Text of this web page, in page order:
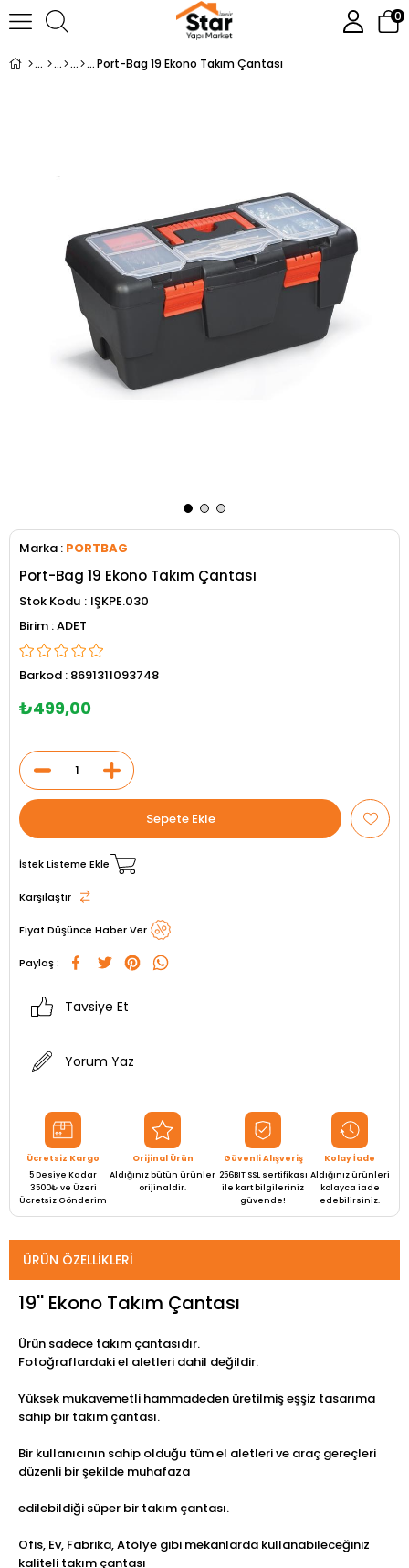
0
Port-Bag 19 Ekono Takım Çantası
Marka : PORTBAG
Port-Bag 19 Ekono Takım Çantası
Stok Kodu
IŞKPE.030
ADET
Barkod : 8691311093748
₺499,00
İstek Listeme Ekle
Karşılaştır
Fiyat Düşünce Haber Ver
Paylaş :
Tavsiye Et
Yorum Yaz
Ücretsiz Kargo
5 Desiye Kadar
3500₺ ve Üzeri
Ücretsiz Gönderim
Orijinal Ürün
Aldığınız bütün ürünler
orijinaldir.
Güvenli Alışveriş
256BIT SSL sertifikası
ile kart bilgileriniz
güvende!
Kolay İade
Aldığınız ürünleri
kolayca iade
edebilirsiniz.
ÜRÜN ÖZELLIKLERI
19'' Ekono Takım Çantası
Ürün sadece takım çantasıdır.
Fotoğraflardaki el aletleri dahil değildir.
Yüksek mukavemetli hammadeden üretilmiş eşşiz tasarıma
sahip bir takım çantası.
Bir kullanıcının sahip olduğu tüm el aletleri ve araç gereçleri
düzenli bir şekilde muhafaza
edilebildiği süper bir takım çantası.
Ofis, Ev, Fabrika, Atölye gibi mekanlarda kullanabileceğiniz
kaliteli takım çantası